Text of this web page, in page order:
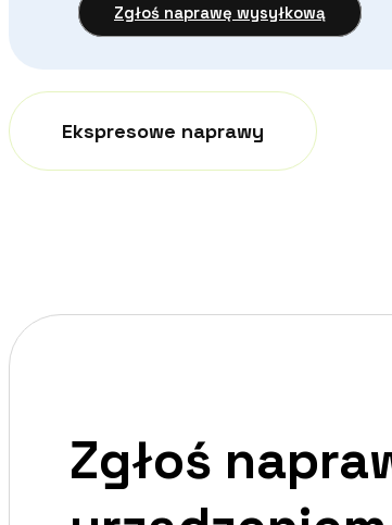
Zgłoś naprawę wysyłkową
Ekspresowe naprawy
Zgłoś